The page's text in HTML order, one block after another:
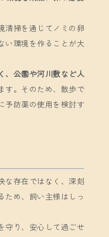
清掃を通じてノミの卵
い環境を作ることが大
、公園や河川敷など人
す。そのため、散歩で
予防薬の使用を検討す
な存在ではなく、深刻
ため、飼い主様はしっ
守り、安心して過ごせ